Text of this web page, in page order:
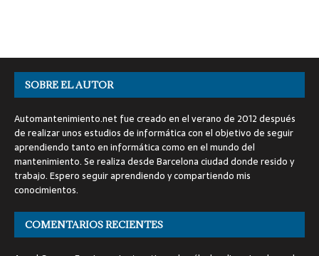
SOBRE EL AUTOR
Automantenimiento.net fue creado en el verano de 2012 después
de realizar unos estudios de informática con el objetivo de seguir
aprendiendo tanto en informática como en el mundo del
mantenimiento. Se realiza desde Barcelona ciudad donde resido y
trabajo. Espero seguir aprendiendo y compartiendo mis
conocimientos.
COMENTARIOS RECIENTES